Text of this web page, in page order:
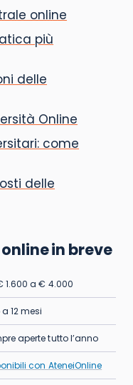
online
più
delle
Online
come
delle
in breve
1.600 a € 4.000
a 12 mesi
aperte tutto l’anno
con AteneiOnline